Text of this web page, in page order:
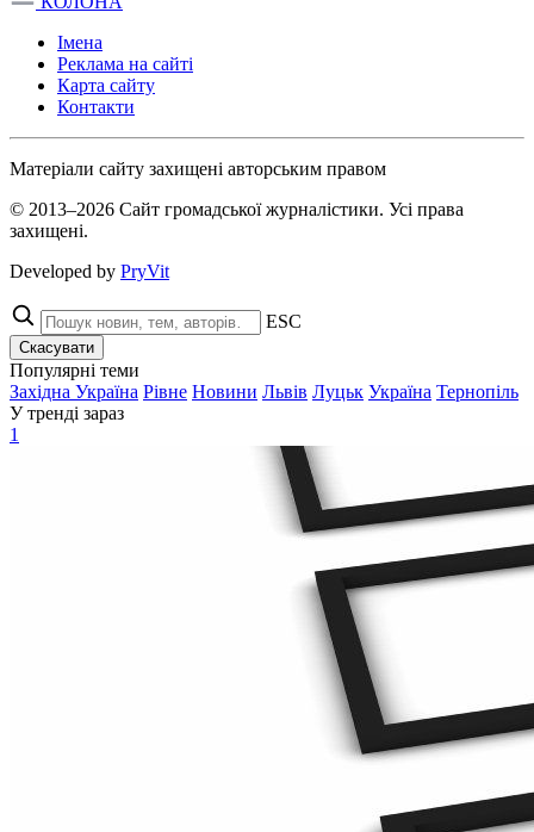
Імена
Реклама на сайті
Карта сайту
Контакти
Матеріали сайту захищені авторським правом
© 2013–2026 Сайт громадської журналістики. Усі права
захищені.
Developed by PryVit
ESC
Скасувати
Популярні теми
Західна Україна Рівне Новини Львів Луцьк Україна Тернопіль
У тренді зараз
1